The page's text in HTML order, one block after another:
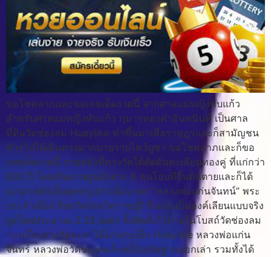
ขอโชคลาภและขอเลขเด็ดงวดนี้ จากศาลแม่หญิงทับแก้ว
สำหรับศาลแม่หญิงทับแก้ว กุมารทองคำอินทนินท์ เป็นศาล
ที่ดินวัดช่องลม Huaylike ทำขึ้นมาเพื่อราษฎรและก็สามัญชน
ทั่วๆไปได้เดินทางมากมายราบไหว้บูชา ขอโชคลาภและก็ขอ
เลขเด็ดงวดนี้ ภายหลังที่ทางวัดได้ตัดต้นตะเคียนทองคู่ ที่แก่กว่า
800 ปี โดยเส้นผ่านศูนย์กลาง 8 คนโอบที่ยืนต้นตายและก็ได้
เอามาสลักเป็นพุทธรูปปางอุ้มบาตร “หลวงพ่อแก่นจันทน์” พระ
ประจำเมือง จังหวัดจังหวัดราชบุรี ซึ่งแกะเป็นองค์เลียนแบบจริง
สูงโดยประมาณ 2.32 เมตร ตั้งติดตั้งไว้ภายในโบสถ์วัดช่องลม
ก่อนที่จะทางวัดจะหาไม้มาแกะเป็น Huaylike หลวงพ่อแก่น
จันทร์ หลวงพ่อวัดช่องลมก็เลยไปอธิษฐานบอกเล่า รวมทั้งได้